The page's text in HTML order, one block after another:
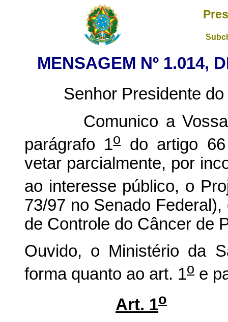
MENSAGEM Nº 1.014,
Senhor Presidente
Comunico a Vossa
parágrafo 1odo artigo 66
vetar parcialmente, por
ao interesse público, o
73/97 no Senado
de Controle do Câncer de
Ouvido, o Ministério da
forma quanto ao art. 1o e
Art. 1o